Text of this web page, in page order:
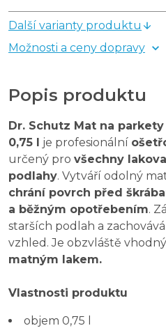
Další varianty produktu
Možnosti a ceny dopravy
Popis produktu
Dr. Schutz Mat na parkety
0,75 l je profesionální
určený pro všechny
podlahy. Vytváří odolný
chrání povrch před
a běžným opotřebením.
starších podlah a
vzhled. Je obzvláště vhodný
matným lakem.
Vlastnosti produktu
objem 0,75 l